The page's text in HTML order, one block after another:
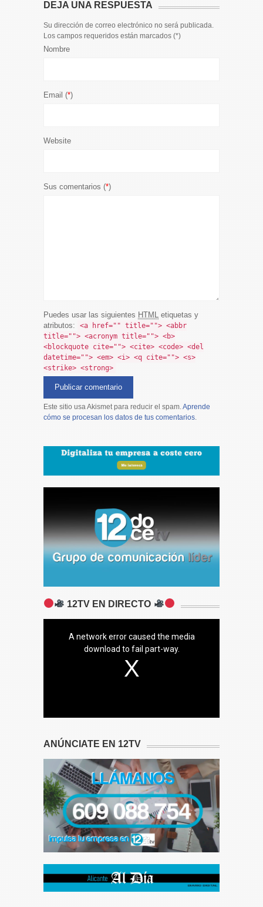
DEJA UNA RESPUESTA
Su dirección de correo electrónico no será publicada.
Los campos requeridos están marcados (*)
Nombre
Email (*)
Website
Sus comentarios (*)
Puedes usar las siguientes HTML
etiquetas y
atributos:
<a href="" title=""> <abbr
title=""> <acronym title=""> <b>
<blockquote cite=""> <cite> <code> <del
datetime=""> <em> <i> <q cite=""> <s>
<strike> <strong>
Este sitio usa Akismet para reducir el spam. Aprende
cómo se procesan los datos de tus comentarios
12TV EN DIRECTO
A network error caused the media
download to fail part-way.
ANÚNCIATE EN 12TV